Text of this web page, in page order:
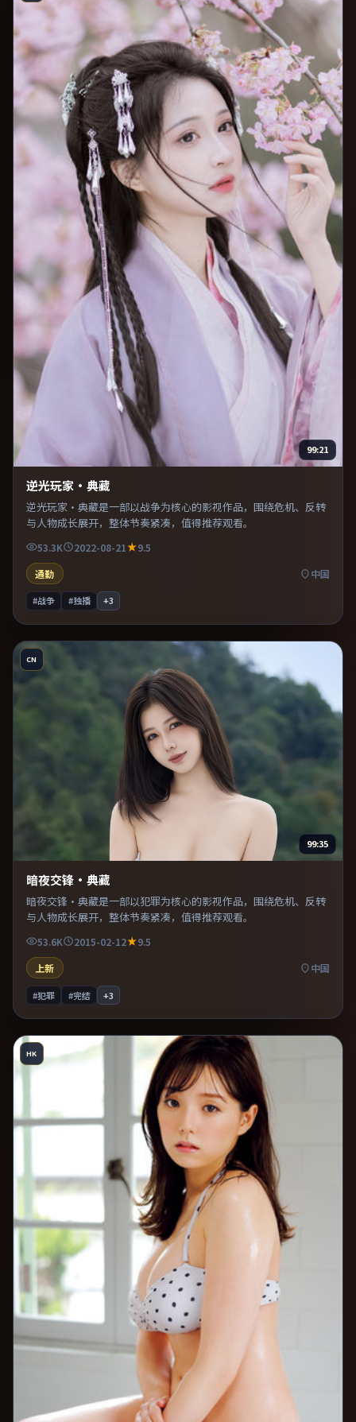
99:21
逆光玩家·典藏
逆光玩家·典藏是一部以战争为核心的影视作品，围绕危机、反转
与人物成长展开，整体节奏紧凑，值得推荐观看。
53.3K 2022-08-21
9.5
通勤
中国
#战争 #独播 +3
CN
99:35
暗夜交锋·典藏
暗夜交锋·典藏是一部以犯罪为核心的影视作品，围绕危机、反转
与人物成长展开，整体节奏紧凑，值得推荐观看。
53.6K 2015-02-12
9.5
上新
中国
#犯罪 #完结 +3
HK